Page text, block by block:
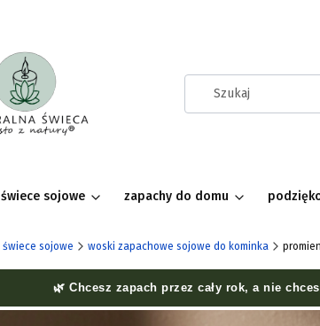
świece sojowe zapachy do domu
świece sojowe woski zapachowe sojowe do kominka
🌿 Chcesz zapach przez cały rok, a nie